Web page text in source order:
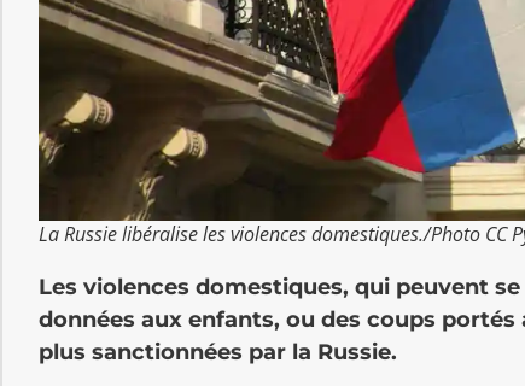
La Russie libéralise les violences domestiques./Photo CC
Les violences domestiques, qui peuvent
données aux enfants, ou des coups
plus sanctionnées par la Russie.